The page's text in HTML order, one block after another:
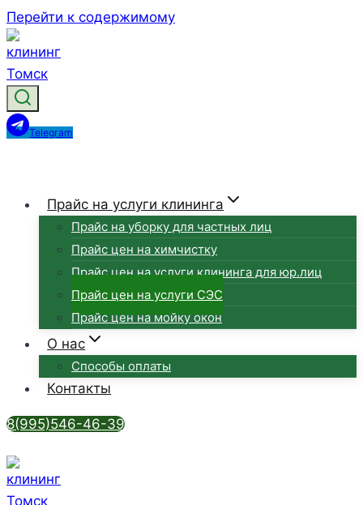
Перейти к содержимому
Telegram
Прайс на услуги клининга
Прайс на уборку для частных лиц
Прайс цен на химчистку
Прайс цен на услуги клининга для юр.лиц
Прайс цен на услуги СЭС
Прайс цен на мойку окон
О нас
Способы оплаты
Контакты
8(995)546-46-39